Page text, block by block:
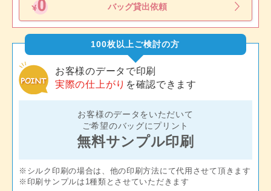
バッグ貸出依頼
100枚以上ご検討の方
お客様のデータで印刷
実際の仕上がり を確認できます
お客様のデータをいただいて
ご希望のバッグにプリント
無料サンプル印刷
※シルク印刷の場合は、他の印刷方法にて代用させて頂きます
※印刷サンプルは1種類とさせていただきます